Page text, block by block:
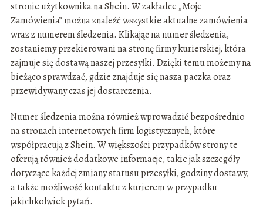
stronie użytkownika na Shein. W zakładce „Moje
Zamówienia” można znaleźć wszystkie aktualne zamówienia
wraz z numerem śledzenia. Klikając na numer śledzenia,
zostaniemy przekierowani na stronę firmy kurierskiej, która
zajmuje się dostawą naszej przesyłki. Dzięki temu możemy na
bieżąco sprawdzać, gdzie znajduje się nasza paczka oraz
przewidywany czas jej dostarczenia.
Numer śledzenia można również wprowadzić bezpośrednio
na stronach internetowych firm logistycznych, które
współpracują z Shein. W większości przypadków strony te
oferują również dodatkowe informacje, takie jak szczegóły
dotyczące każdej zmiany statusu przesyłki, godziny dostawy,
a także możliwość kontaktu z kurierem w przypadku
jakichkolwiek pytań.